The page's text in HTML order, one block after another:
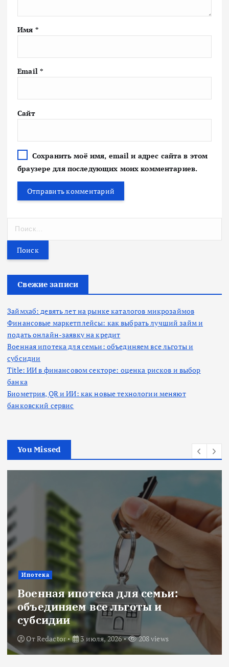
Имя *
Email *
Сайт
Сохранить моё имя, email и адрес сайта в этом
браузере для последующих моих комментариев.
т
Свежие записи
Займхаб: девять лет на рынке каталогов микрозаймов
Финансовые маркетплейсы: как выбрать лучший займ и
подать онлайн-заявку на кредит
Военная ипотека для семьи: объединяем все льготы и
субсидии
Title: ИИ в финансовом секторе: оценка рисков и выбор
банка
Биометрия, QR и ИИ: как новые технологии меняют
банковский сервис
You Missed
Ипотека
Военная ипотека для семьи:
объединяем все льготы и
субсидии
ОтRedactor 3 июля, 2026 208 views